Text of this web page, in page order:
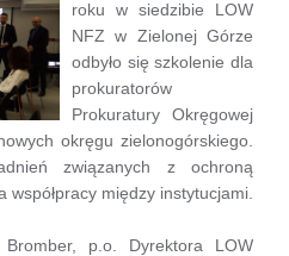
roku w siedzibie LOW
NFZ w Zielonej Górze
odbyło się szkolenie dla
prokuratorów
Prokuratury Okręgowej
okręgu zielonogórskiego.
związanych z ochroną
między instytucjami.
Bromber, p.o. Dyrektora LOW